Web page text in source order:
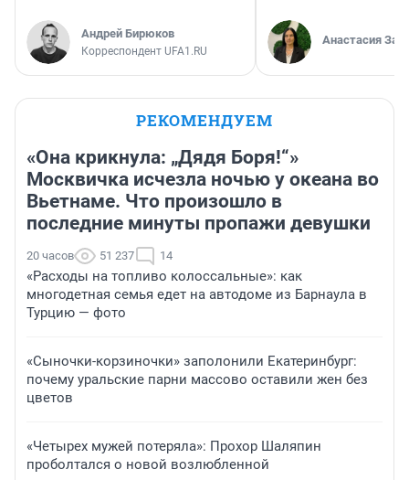
Андрей Бирюков
Корреспондент UFA1.RU
Анастасия
РЕКОМЕНДУЕМ
«Она крикнула: „Дядя Боря!“»
Москвичка исчезла ночью у океана во
Вьетнаме. Что произошло в
последние минуты пропажи девушки
20 часов 51 237 14
«Расходы на топливо колоссальные»: как
многодетная семья едет на автодоме из Барнаула в
Турцию — фото
«Сыночки-корзиночки» заполонили Екатеринбург:
почему уральские парни массово оставили жен без
цветов
«Четырех мужей потеряла»: Прохор Шаляпин
проболтался о новой возлюбленной